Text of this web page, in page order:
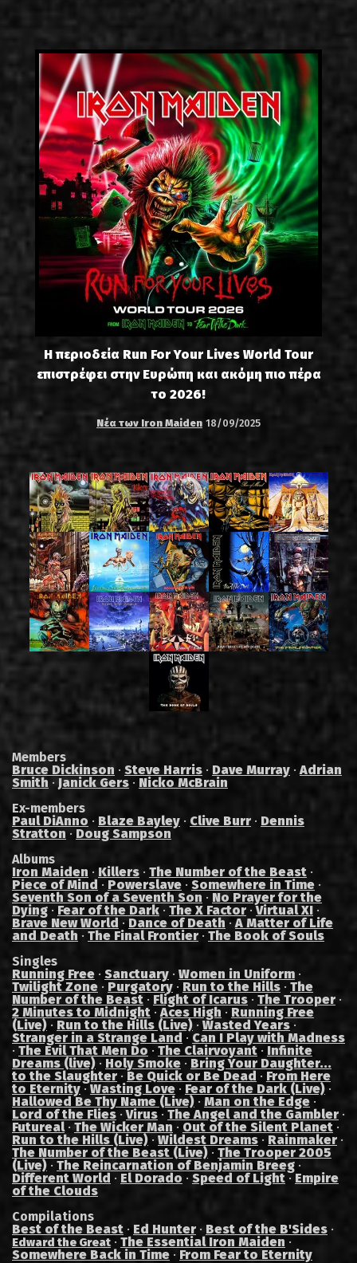
Η περιοδεία Run For Your Lives World Tour
επιστρέφει στην Ευρώπη και ακόμη πιο πέρα
το 2026!
Νέα των Iron Maiden 18/09/2025
Members
Bruce Dickinson · Steve Harris · Dave Murray ·Adrian
Smith · Janick Gers · Nicko McBrain
Ex-members
Paul DiAnno · Blaze Bayley · Clive Burr · Dennis
Stratton · Doug Sampson
Albums
Iron Maiden · Killers · The Number of the Beast ·
Piece of Mind · Powerslave · Somewhere in Time ·
Seventh Son of a Seventh Son · No Prayer for the
Dying · Fear of the Dark · The X Factor ·Virtual XI ·
Brave New World · Dance of Death ·A Matter of Life
and Death · The Final Frontier · The Book of Souls
Singles
Running Free · Sanctuary · Women in Uniform ·
Twilight Zone · Purgatory · Run to the Hills · The
Number of the Beast · Flight of Icarus · The Trooper ·
2 Minutes to Midnight ·Aces High · Running Free
(Live) · Run to the Hills (Live) · Wasted Years ·
Stranger in a Strange Land · Can I Play with Madness
· The Evil That Men Do · The Clairvoyant · Infinite
Dreams (live) · Holy Smoke · Bring Your Daughter...
to the Slaughter · Be Quick or Be Dead · From Here
to Eternity·Wasting Love · Fear of the Dark (Live) ·
Hallowed Be Thy Name (Live) · Man on the Edge ·
Lord of the Flies ·Virus · The Angel and the Gambler ·
Futureal· The Wicker Man · Out of the Silent Planet ·
Run to the Hills (Live) · Wildest Dreams · Rainmaker ·
The Number of the Beast (Live) · The Trooper 2005
(Live) · The Reincarnation of Benjamin Breeg ·
Different World · El Dorado · Speed of Light·Empire
of the Clouds
Compilations
Best of the Beast · Ed Hunter · Best of the B'Sides ·
Edward the Great · The Essential Iron Maiden ·
Somewhere Back in Time · From Fear to Eternity